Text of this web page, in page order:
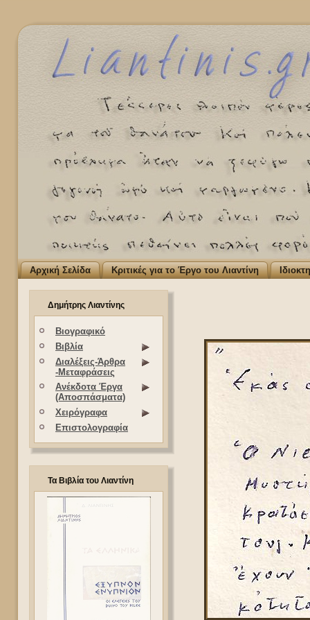
Αρχική Σελίδα Κριτικές για το Έργο του Λιαντίνη
Δημήτρης Λιαντίνης
Βιογραφικό
Βιβλία
Διαλέξεις-Άρθρα
-Μεταφράσεις
Ανέκδοτα Έργα
(Αποσπάσματα)
Χειρόγραφα
Επιστολογραφία
Τα Βιβλία του Λιαντίνη